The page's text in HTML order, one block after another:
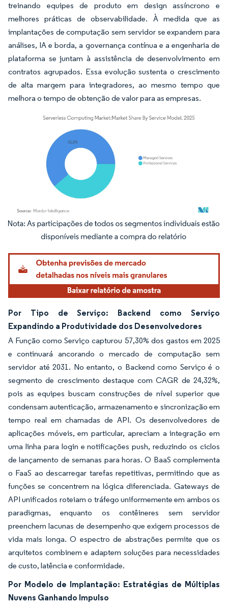
treinando equipes de produto em design assíncrono e
melhores práticas de observabilidade. À medida que as
implantações de computação sem servidor se expandem para
análises, IA e borda, a governança contínua e a engenharia de
plataforma se juntam à assistência de desenvolvimento em
contratos agrupados. Essa evolução sustenta o crescimento
de alta margem para integradores, ao mesmo tempo que
melhora o tempo de obtenção de valor para as empresas.
Imagem © Mordor Intelligence. O reuso requer atribuição conforme CC BY 4.0.
Por Tipo de Serviço: Backend como Serviço
Expandindo a Produtividade dos Desenvolvedores
A Função como Serviço capturou 57,30% dos gastos em 2025
e continuará ancorando o mercado de computação sem
servidor até 2031. No entanto, o Backend como Serviço é o
segmento de crescimento destaque com CAGR de 24,32%,
pois as equipes buscam construções de nível superior que
condensam autenticação, armazenamento e sincronização em
tempo real em chamadas de API. Os desenvolvedores de
aplicações móveis, em particular, apreciam a integração em
uma linha para login e notificações push, reduzindo os ciclos
de lançamento de semanas para horas. O BaaS complementa
o FaaS ao descarregar tarefas repetitivas, permitindo que as
funções se concentrem na lógica diferenciada. Gateways de
API unificados roteiam o tráfego uniformemente em ambos os
paradigmas, enquanto os contêineres sem servidor
preenchem lacunas de desempenho que exigem processos de
vida mais longa. O espectro de abstrações permite que os
arquitetos combinem e adaptem soluções para necessidades
de custo, latência e conformidade.
Por Modelo de Implantação: Estratégias de Múltiplas
Nuvens Ganhando Impulso